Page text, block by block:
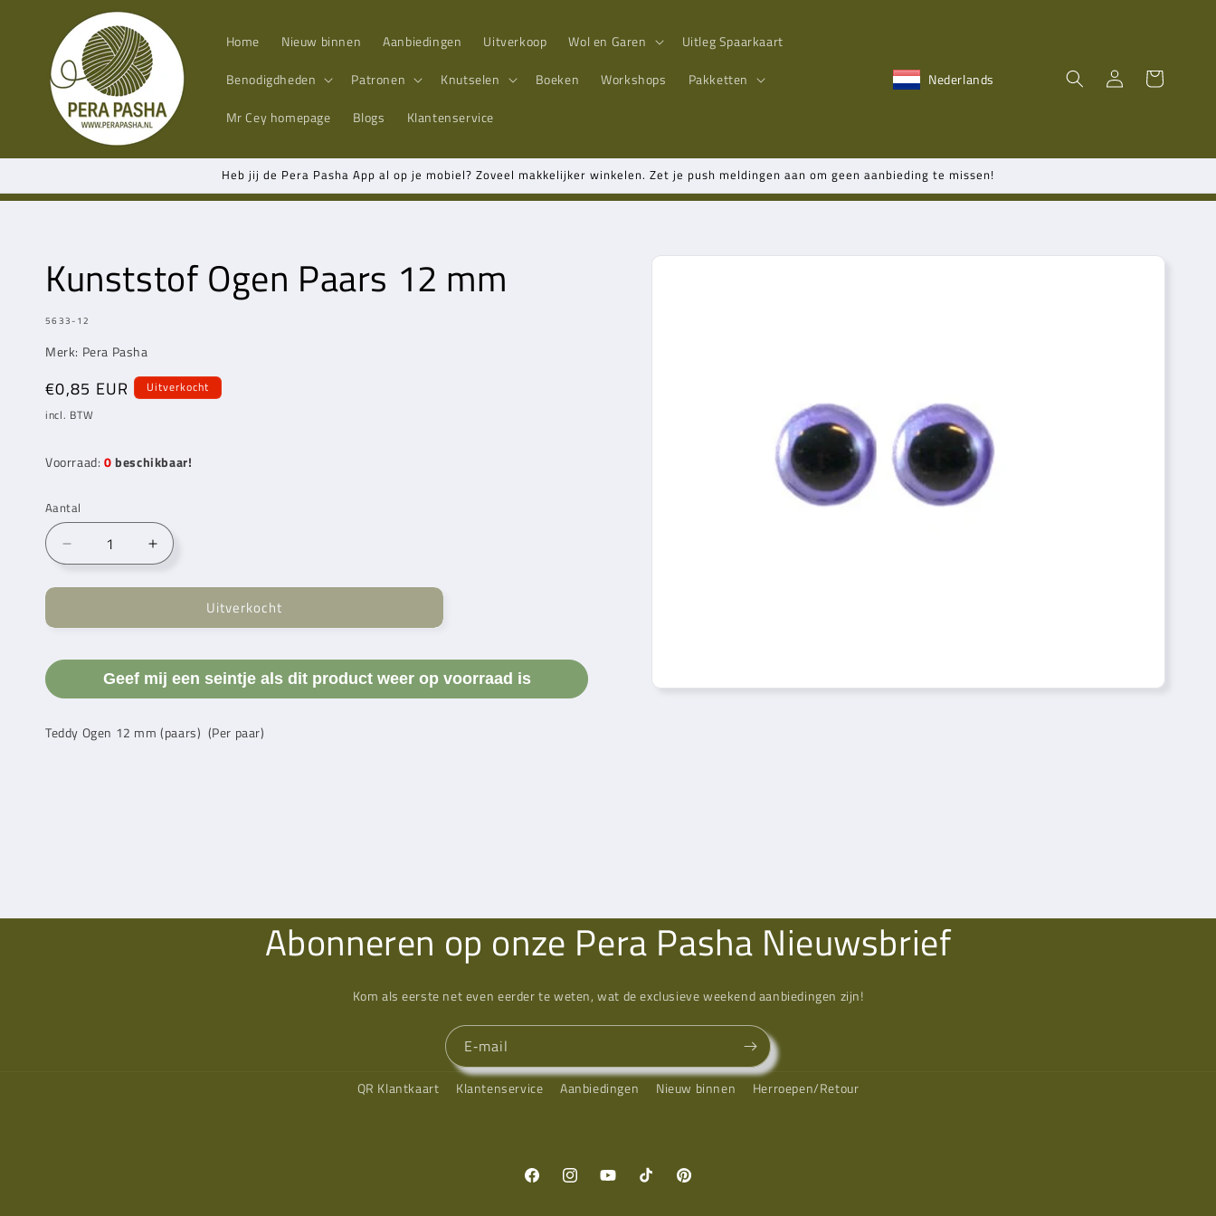
content Home Nieuw binnen Aanbiedingen Uitverkoop Wol en Garen
Uitleg Spaarkaart
Benodigdheden
Patronen Knutselen Boeken Workshops
Pakketten
Mr Cey homepage Blogs Klantenservice
Nederlands InloggenWinkelwagen
Heb jij de Pera Pasha App al op je mobiel? Zoveel makkelijker winkelen. Zet je push meldingen aan om geen aanbieding te missen!
Kunststof Ogen Paars 12 mm
MODEL:
5633-12
Merk: Pera Pasha
Normale
prijs
€0,85 EUR
Uitverkocht
incl. BTW
Voorraad: 0 beschikbaar!
Aantal
Aantal
verlagen
voor
Ogen
12
Aantal
verhogen
voor
Kunststof
Ogen
12
mm
Uitverkocht
Geef mij een seintje als dit product weer op voorraad is
Teddy Ogen 12 mm (paars) (Per paar)
Abonneren op onze Pera Pasha Nieuwsbrief
Kom als eerste net even eerder te weten, wat de exclusieve weekend aanbiedingen zijn!
E‑mail
QR Klantkaart Klantenservice Aanbiedingen Nieuw binnen Herroepen/Retour
FacebookInstagramYouTubeTikTok Pinterest